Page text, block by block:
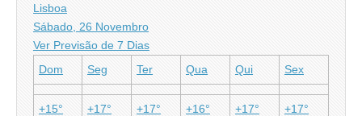
Lisboa
Sábado, 26 Novembro
Ver Previsão de 7 Dias
Dom
Seg Ter Qua Qui Sex
+15° +17° +17° +16° +17° +17°